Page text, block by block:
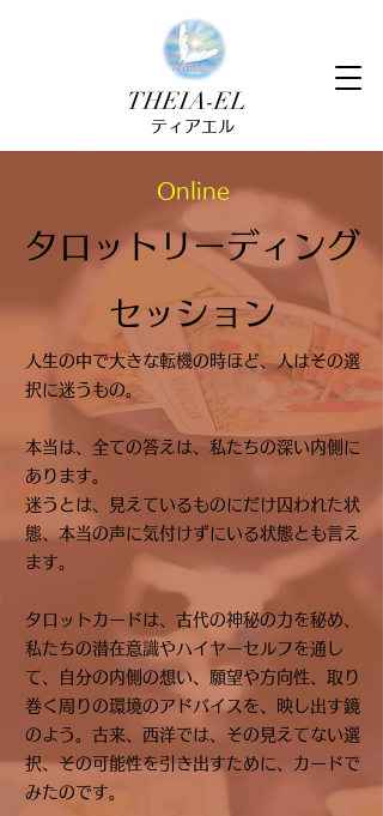
ティアエル
THEIA-EL
Online
タロットリーディング
セッション
人生の中で大きな転機の時ほど、人はその選
択に迷うもの。
本当は、全ての答えは、私たちの深い内側に
あります。
迷うとは、見えているものにだけ囚われた状
態、本当の声に気付けずにいる状態とも言え
ます。
タロットカードは、古代の神秘の力を秘め、
私たちの潜在意識やハイヤーセルフを通し
て、自分の内側の想い、願望や方向性、取り
巻く周りの環境のアドバイスを、映し出す鏡
のよう。古来、西洋では、その見えてない選
択、その可能性を引き出すために、カードで
みたのです。